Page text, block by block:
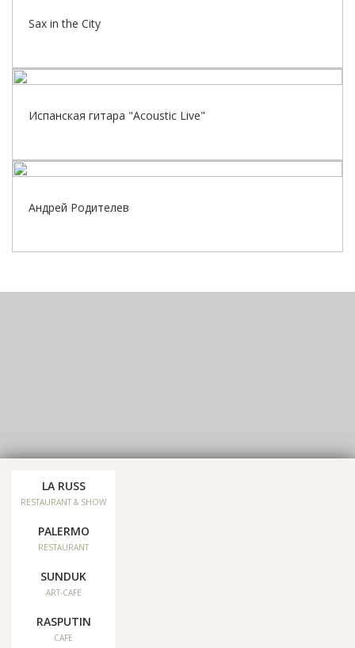
Sax in the City
Испанская гитара "Acoustic Live"
Андрей Родителев
LA RUSS
RESTAURANT & SHOW
PALERMO
RESTAURANT
SUNDUK
ART-CAFE
RASPUTIN
CAFE